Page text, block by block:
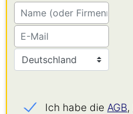
Ich habe die AGB,